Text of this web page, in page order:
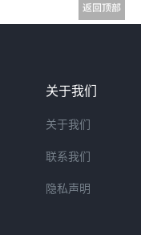
关于我们
关于我们
联系我们
隐私声明